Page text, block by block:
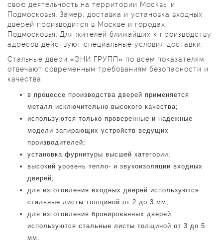
свою деятельность на территории Москвы и
Подмосковья. Замер, доставка и установка входных
дверей производится в Москве и городах
Подмосковья. Для жителей ближайших к производству
адресов действуют специальные условия доставки.
Стальные двери «ЭНИ ГРУПП» по всем показателям
отвечают современным требованиям безопасности и
качества:
в процессе производства дверей применяется
металл исключительно высокого качества;
используются только проверенные и надежные
модели запирающих устройств ведущих
производителей;
установка фурнитуры высшей категории;
высокий уровень тепло- и звукоизоляции входных
дверей;
для изготовления входных дверей используются
стальные листы толщиной от 2 до 3 мм;
для изготовления бронированных дверей
используются стальные листы толщиной от 3 до 5
мм.